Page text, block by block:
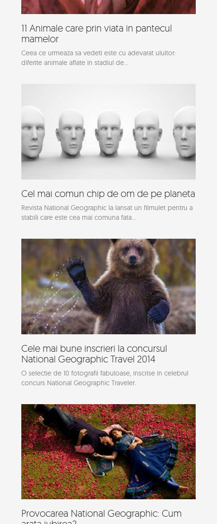
11 Animale care prin viata in pantecul
mamelor
Ceea ce urmeaza sa vedeti este cu adevarat uluitor:
diferite animale aflate in stadiul de...
Cel mai comun chip de om de pe planeta
Revista National Geographic la lansat un filmulet pentru a
stabili care este cea mai comuna fata...
Cele mai bune inscrieri la concursul
National Geographic Travel 2014
O selectie de 10 fotografii fabuloase, inscrise in celebrul
concurs National Geographic Traveler.
Provocarea National Geographic: Cum